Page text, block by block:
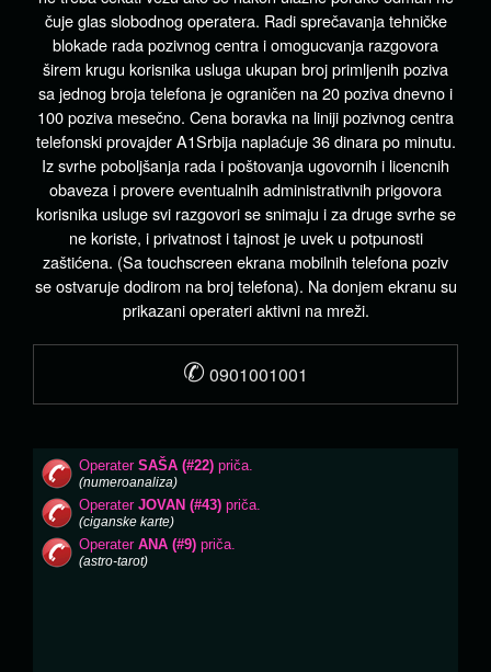
čuje glas slobodnog operatera. Radi sprečavanja tehničke
blokade rada pozivnog centra i omogucvanja razgovora
širem krugu korisnika usluga ukupan broj primljenih poziva
sa jednog broja telefona je ograničen na 20 poziva dnevno i
100 poziva mesečno. Cena boravka na liniji pozivnog centra
telefonski provajder A1Srbija naplaćuje 36 dinara po minutu.
Iz svrhe poboljšanja rada i poštovanja ugovornih i licencnih
obaveza i provere eventualnih administrativnih prigovora
korisnika usluge svi razgovori se snimaju i za druge svrhe se
ne koriste, i privatnost i tajnost je uvek u potpunosti
zaštićena. (Sa touchscreen ekrana mobilnih telefona poziv
se ostvaruje dodirom na broj telefona). Na donjem ekranu su
prikazani operateri aktivni na mreži.
✆ 0901001001